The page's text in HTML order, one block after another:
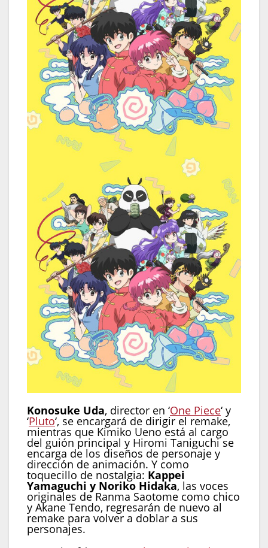
Konosuke Uda, director en ‘One Piece‘ y
‘Pluto‘, se encargará de dirigir el remake,
mientras que Kimiko Ueno está al cargo
del guión principal y Hiromi Taniguchi se
encarga de los diseños de personaje y
dirección de animación. Y como
toquecillo de nostalgia: Kappei
Yamaguchi y Noriko Hidaka, las voces
originales de Ranma Saotome como chico
y Akane Tendo, regresarán de nuevo al
remake para volver a doblar a sus
personajes.